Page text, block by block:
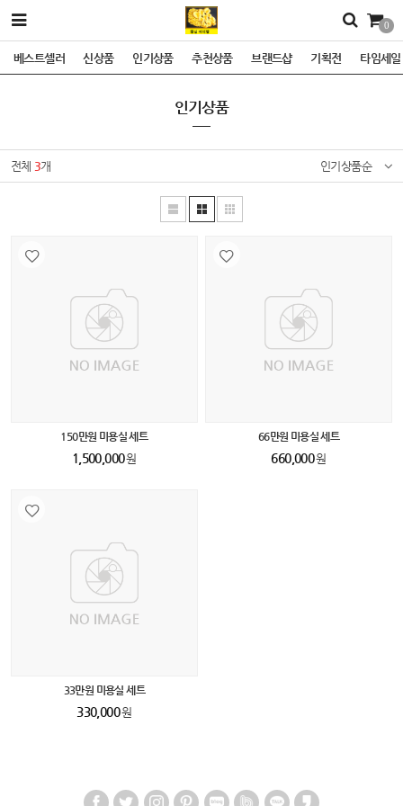
0
베스트셀러 신상품 인기상품 추천상품 브랜드샵 기획전 타임세일
인기상품
전체 3개 인기상품순
150만원 미용실 세트
1,500,000원
66만원 미용실 세트
660,000원
33만원 미용실 세트
330,000원